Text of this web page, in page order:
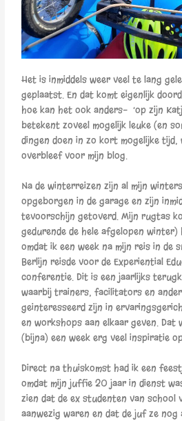
Het is inmiddels weer veel te lang
geplaatst. En dat komt eigenlijk
hoe kan het ook anders- ‘op zijn
betekent zoveel mogelijk leuke (en
dingen doen in zo kort mogelijke
overbleef voor mijn blog.
Na de winterreizen zijn al mijn
opgeborgen in de garage en zijn
tevoorschijn getoverd. Mijn rugtas
gedurende de hele afgelopen
omdat ik een week na mijn reis in de
Berlijn reisde voor de Experiential
conferentie. Dit is een jaarlijks
waarbij trainers, facilitators en
geinteresseerd zijn in
en workshops aan elkaar geven. Dat
(bijna) een week erg veel inspiratie
Direct na thuiskomst had ik een
omdat mijn juffie 20 jaar in dienst
zien dat de ex studenten van school
aanwezig waren en dat de juf ze nog